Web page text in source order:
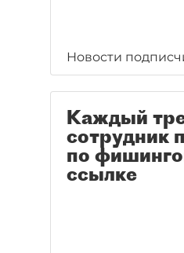
Новости
Каждый
сотрудник
по
ссылке